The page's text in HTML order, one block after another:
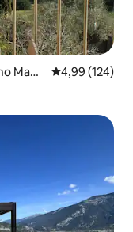
Made
Évaluation
4,99 (124)